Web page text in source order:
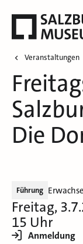
Veranstaltungen
Die
Führung
Freitag,
15 Uhr
Anmeldung